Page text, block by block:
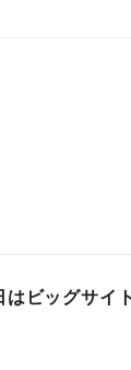
はビッグサイ